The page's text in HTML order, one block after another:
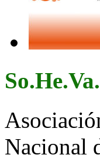
So.He.Va.
Nacional